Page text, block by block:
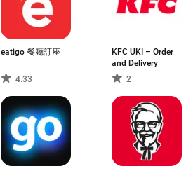
eatigo 餐廳訂座
4.33
KFC UKI – Order
and Delivery
2